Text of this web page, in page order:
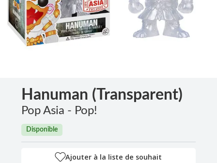
Hanuman (Transparent)
Pop Asia - Pop!
Disponible
Ajouter à la liste de souhait